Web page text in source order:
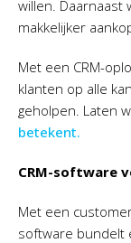
willen. Daarnaast
makkelijker
Met een CRM-
klanten op alle
geholpen. Laten
betekent.
CRM-software
Met een
software bundelt